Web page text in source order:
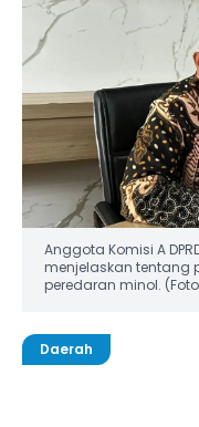
Anggota Komisi A
menjelaskan tentang
peredaran minol.
Daerah